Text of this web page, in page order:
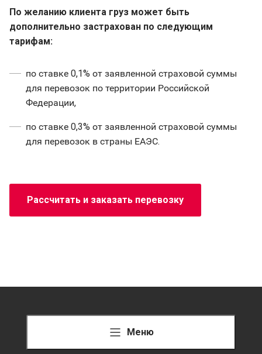
По желанию клиента груз может быть
дополнительно застрахован по следующим
тарифам:
по ставке 0,1% от заявленной страховой суммы
для перевозок по территории Российской
Федерации,
по ставке 0,3% от заявленной страховой суммы
для перевозок в страны ЕАЭС.
Рассчитать и заказать перевозку
Меню